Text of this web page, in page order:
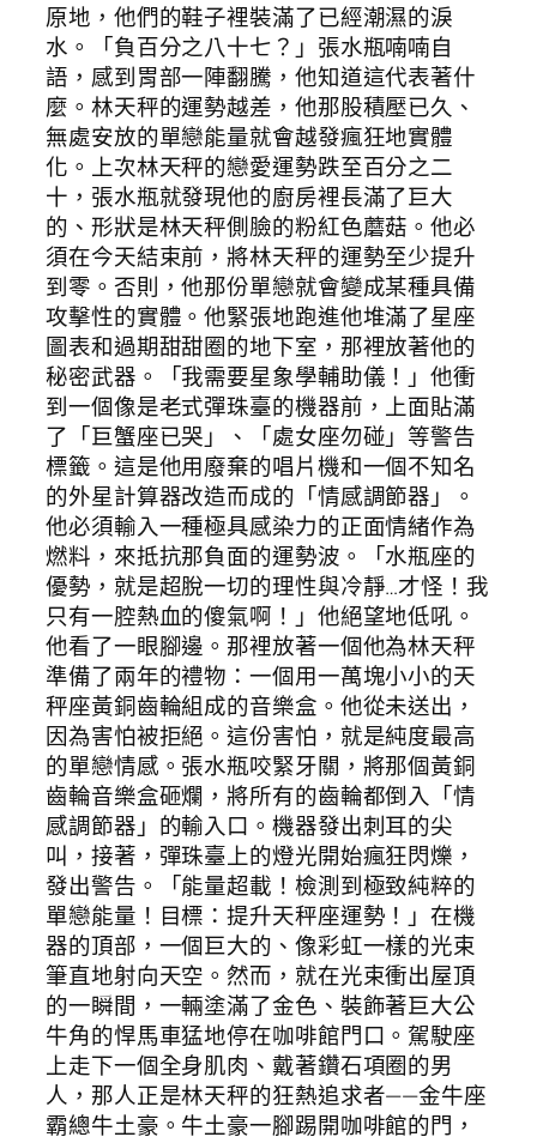
原地，他們的鞋子裡裝滿了已經潮濕的淚
水。「負百分之八十七？」張水瓶喃喃自
語，感到胃部一陣翻騰，他知道這代表著什
麼。林天秤的運勢越差，他那股積壓已久、
無處安放的單戀能量就會越發瘋狂地實體
化。上次林天秤的戀愛運勢跌至百分之二
十，張水瓶就發現他的廚房裡長滿了巨大
的、形狀是林天秤側臉的粉紅色蘑菇。他必
須在今天結束前，將林天秤的運勢至少提升
到零。否則，他那份單戀就會變成某種具備
攻擊性的實體。他緊張地跑進他堆滿了星座
圖表和過期甜甜圈的地下室，那裡放著他的
秘密武器。「我需要星象學輔助儀！」他衝
到一個像是老式彈珠臺的機器前，上面貼滿
了「巨蟹座已哭」、「處女座勿碰」等警告
標籤。這是他用廢棄的唱片機和一個不知名
的外星計算器改造而成的「情感調節器」。
他必須輸入一種極具感染力的正面情緒作為
燃料，來抵抗那負面的運勢波。「水瓶座的
優勢，就是超脫一切的理性與冷靜…才怪！我
只有一腔熱血的傻氣啊！」他絕望地低吼。
他看了一眼腳邊。那裡放著一個他為林天秤
準備了兩年的禮物：一個用一萬塊小小的天
秤座黃銅齒輪組成的音樂盒。他從未送出，
因為害怕被拒絕。這份害怕，就是純度最高
的單戀情感。張水瓶咬緊牙關，將那個黃銅
齒輪音樂盒砸爛，將所有的齒輪都倒入「情
感調節器」的輸入口。機器發出刺耳的尖
叫，接著，彈珠臺上的燈光開始瘋狂閃爍，
發出警告。「能量超載！檢測到極致純粹的
單戀能量！目標：提升天秤座運勢！」在機
器的頂部，一個巨大的、像彩虹一樣的光束
筆直地射向天空。然而，就在光束衝出屋頂
的一瞬間，一輛塗滿了金色、裝飾著巨大公
牛角的悍馬車猛地停在咖啡館門口。駕駛座
上走下一個全身肌肉、戴著鑽石項圈的男
人，那人正是林天秤的狂熱追求者——金牛座
霸總牛土豪。牛土豪一腳踢開咖啡館的門，